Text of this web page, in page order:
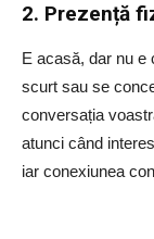
2. Prezență
E acasă, dar nu e
scurt sau se
conversația
atunci când
iar conexiunea